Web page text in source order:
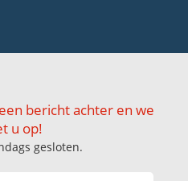
bericht achter en we
u op!
gesloten.